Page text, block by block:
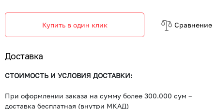
Купить в один клик Cравнение
Доставка
СТОИМОСТЬ И УСЛОВИЯ ДОСТАВКИ:
При оформлении заказа на сумму более 300.000 сум –
доставка бесплатная (внутри МКАД)